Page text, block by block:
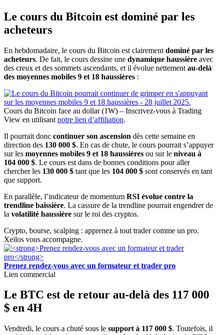
Le cours du Bitcoin est dominé par les
acheteurs
En hebdomadaire, le cours du Bitcoin est clairement dominé par les
acheteurs. De fait, le cours dessine une dynamique haussière avec
des creux et des sommets ascendants, et il évolue nettement au-delà
des moyennes mobiles 9 et 18 haussières :
Cours du Bitcoin face au dollar (1W) – Inscrivez-vous à Trading
View en utilisant notre lien d’affiliation.
Il pourrait donc continuer son ascension dès cette semaine en
direction des 130 000 $. En cas de chute, le cours pourrait s’appuyer
sur les moyennes mobiles 9 et 18 haussières ou sur le niveau à
104 000 $. Le cours est dans de bonnes conditions pour aller
chercher les 130 000 $ tant que les 104 000 $ sont conservés en tant
que support.
En parallèle, l’indicateur de momentum RSI évolue contre la
trendline baissière. La cassure de la trendline pourrait engendrer de
la volatilité haussière sur le roi des cryptos.
Crypto, bourse, scalping : apprenez à tout trader comme un pro.
Xeilos vous accompagne.
Prenez rendez-vous avec un formateur et trader pro
Lien commercial
Le BTC est de retour au-delà des 117 000
$ en 4H
Vendredi, le cours a chuté sous le support à 117 000 $. Toutefois, il